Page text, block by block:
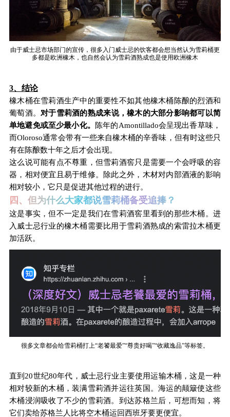
由于威士忌市场部门的宣传，很多入门威士忌的饮客都会想当然认为雪莉桶更
多都是欧洲橡木，也自然会认为雪莉酒熟成也是使用欧洲橡木
3、结论
橡木桶在雪莉酒生产中的重要性不如其他橡木桶陈酿的烈酒和
葡萄酒。 对于雪莉酒的熟成来说，橡木的大部分影响都可以简
单地避免或至少最小化。
陈年的Amontillado会呈现出香草味，
而Oloroso通常会带有一些来自橡木桶的辛香味，但有时这些只
有在陈酿数十年之后才会出现。
这么说可能有点不尊重，但雪莉酒窖只是需要一个会呼吸的容
器，相对便宜且易于维修。除此之外，木材对内部酒液的影响
相对较小，它只是促进其他过程的进行。
四、但为什么大家都说雪莉桶备受追捧？
这是事实，但不一定是我们在雪莉酒窖里看到的那些木桶。进
入威士忌行业的橡木桶需要比用于雪莉酒熟成的索雷拉木桶更
加活跃。
很多文章都会给雪莉桶打上“老饕最爱”“尊贵好喝”“收藏逸品”等标签。
直到20世纪80年代，威士忌行业主要使用运输木桶，这是一种
相对较新的木桶，装满雪莉酒并运往英国。海运的颠簸使这些
木桶浸润吸收了不少的雪莉酒。到达苏格兰后，可想而知，将
它们卖给苏格兰人比将空木桶运回西班牙要更便宜。